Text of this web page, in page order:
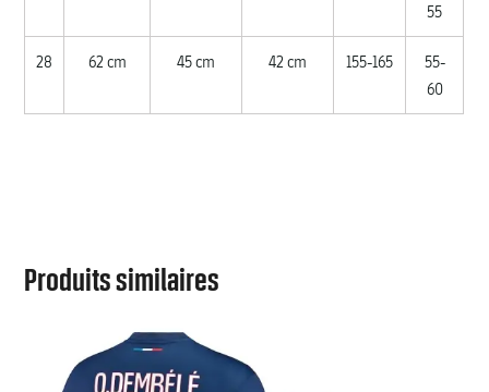
55
28 62 cm 45 cm 42 cm 155-165
55-
60
Produits similaires